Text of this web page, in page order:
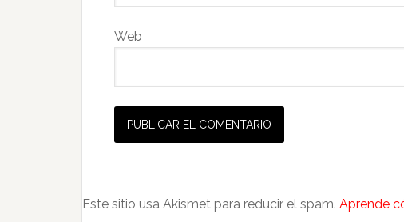
Web
Este sitio usa Akismet para reducir el spam. Aprende